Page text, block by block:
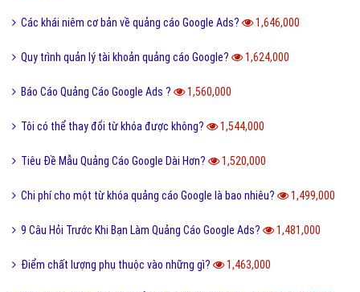
Các khái niêm cơ bản về quảng cáo Google Ads? 1,646,000
Quy trình quản lý tài khoản quảng cáo Google? 1,624,000
Báo Cáo Quảng Cáo Google Ads ? 1,560,000
Tôi có thể thay đổi từ khóa được không? 1,544,000
Tiêu Đề Mẫu Quảng Cáo Google Dài Hơn? 1,520,000
Chi phí cho một từ khóa quảng cáo Google là bao nhiêu? 1,499,000
9 Câu Hỏi Trước Khi Bạn Làm Quảng Cáo Google Ads? 1,481,000
Điểm chất lượng phụ thuộc vào những gì? 1,463,000